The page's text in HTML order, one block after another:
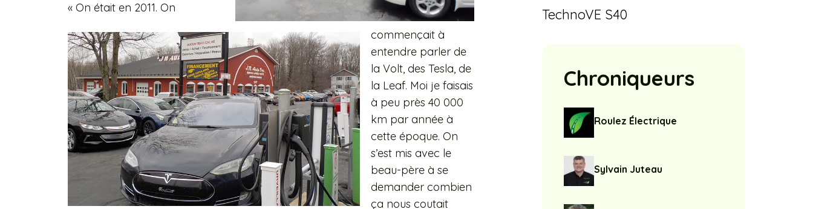
« On était en 2011. On
commençait à
entendre parler de
la Volt, des Tesla, de
la Leaf. Moi je faisais
à peu près 40 000
km par année à
cette époque. On
s’est mis avec le
beau-père à se
demander combien
ça nous coutait
TechnoVE S40
Chroniqueurs
Roulez Électrique
Sylvain Juteau